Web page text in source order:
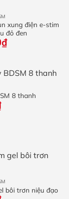
xung điện e-stim
đỏ đen
₫
8 thanh
bôi trơn niệu đạo